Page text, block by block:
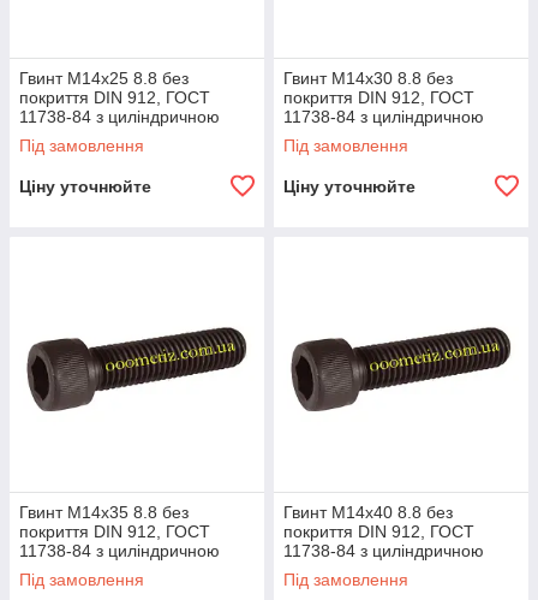
Гвинт М14х25 8.8 без
покриття DIN 912, ГОСТ
11738-84 з циліндричною
головкою та внутрішнім
шестигранником
Під замовлення
Ціну уточнюйте
Гвинт М14х30 8.8 без
покриття DIN 912, ГОСТ
11738-84 з циліндричною
головкою та внутрішнім
шестигранником
Під замовлення
Ціну уточнюйте
Гвинт М14х35 8.8 без
покриття DIN 912, ГОСТ
11738-84 з циліндричною
головкою і внутрішнім
шестигранником
Під замовлення
Гвинт М14х40 8.8 без
покриття DIN 912, ГОСТ
11738-84 з циліндричною
головкою та внутрішнім
шестигранником
Під замовлення